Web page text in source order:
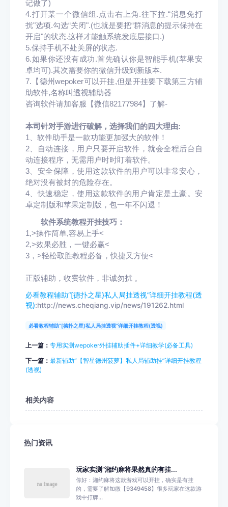
记做了)
4.打开某一个微信组.点击右上角.往下拉.“消息免打
扰"选项.勾选“关闭".(也就是要把“群消息的提示保持在
开启"的状态.这样才能触系统发底层接口.)
5.保持手机不处关屏的状态.
6.如果你还没有成功.首先确认你是智能手机(苹果安
卓均可).其次需要你的微信升级到新版本.
7.【德州wepoker可以开挂,但是开挂要下载第三方辅
助软件,名称叫透视辅助器
咨询软件请加客服【微信82177984】了解-
本司针对手游进行破解，选择我们的四大理由:
1、软件助手是一款功能更加强大的软件！
2、自动连接，用户只要开启软件，就会全程后台自
动连接程序，无需用户时时盯着软件。
3、安全保障，使用这款软件的用户可以非常安心，
绝对没有被封的危险存在。
4、快速稳定，使用这款软件的用户肯定是土豪。安
卓定制版和苹果定制版，包一年不闪退！
软件系统教程开挂技巧 ：
1,>操作简单,容易上手<
2,>效果必胜，一键必赢<
3，>轻松取胜教程必备，快捷又方便<
正版辅助，收费软件，非诚勿扰 。
必看教程辅助“[德扑之星}私人局挂透视”详细开挂教程(透
视):http://news.cheqiang.vip/news/191262.html
必看教程辅助“[德扑之星}私人局挂透视”详细开挂教程(透视)
上一篇： 专用实测wepoker外挂辅助插件+详细教学(必备工具)
下一篇： 最新辅助“【智星德州菠萝】私人局辅助挂”详细开挂教程
(透视)
相关内容
热门资讯
玩家实测“湘约麻将果然真的有挂...
你好：湘约麻将这款游戏可以开挂，确实是有挂
的，需要了解加微【9349458】很多玩家在这款游
戏中打牌...